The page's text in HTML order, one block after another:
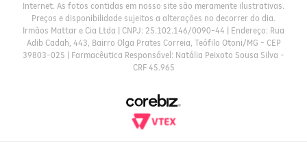
Internet. As fotos contidas em nosso site são meramente ilustrativas.
Preços e disponibilidade sujeitos a alterações no decorrer do dia.
Irmãos Mattar e Cia Ltda | CNPJ: 25.102.146/0090-44 | Endereço: Rua
Adib Cadah, 443, Bairro Olga Prates Correia, Teófilo Otoni/MG - CEP
39803-025 | Farmacêutica Responsável: Natália Peixoto Sousa Silva -
CRF 45.965